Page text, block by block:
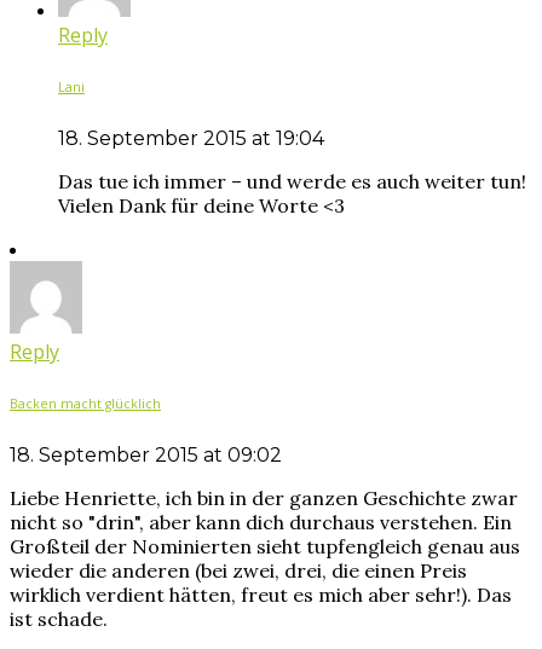
Reply
Lani
18. September 2015 at 19:04
Das tue ich immer – und werde es auch weiter tun!
Vielen Dank für deine Worte <3
Reply
Backen macht glücklich
18. September 2015 at 09:02
Liebe Henriette, ich bin in der ganzen Geschichte zwar
nicht so "drin", aber kann dich durchaus verstehen. Ein
Großteil der Nominierten sieht tupfengleich genau aus
wieder die anderen (bei zwei, drei, die einen Preis
wirklich verdient hätten, freut es mich aber sehr!). Das
ist schade.